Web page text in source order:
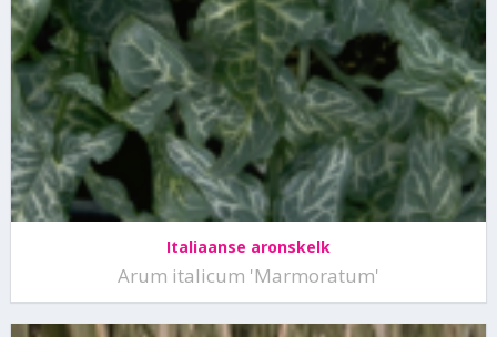
Italiaanse aronskelk
Arum italicum 'Marmoratum'